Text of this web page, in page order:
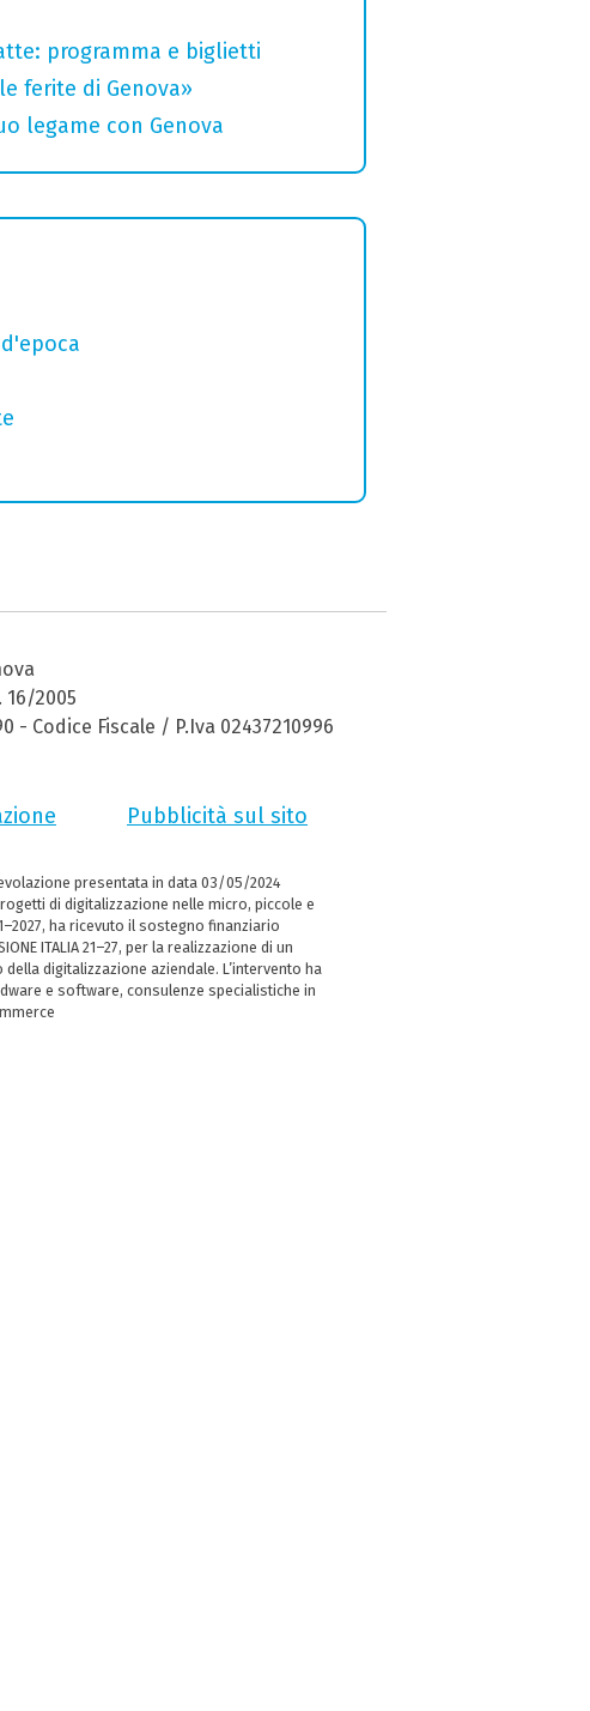
programma e biglietti
ferite di Genova»
legame con Genova
2005
- Codice Fiscale / P.Iva 02437210996
Pubblicità sul sito
presentata in data 03/05/2024
di digitalizzazione nelle micro, piccole e
ha ricevuto il sostegno finanziario
ITALIA 21–27, per la realizzazione di un
digitalizzazione aziendale. L’intervento ha
e software, consulenze specialistiche in